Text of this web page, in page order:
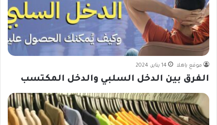
موقع ياهلا 14 يناير، 2024
الفرق بين الدخل السلبي والدخل المكتسب